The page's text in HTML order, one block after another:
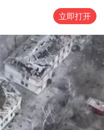
立即打开